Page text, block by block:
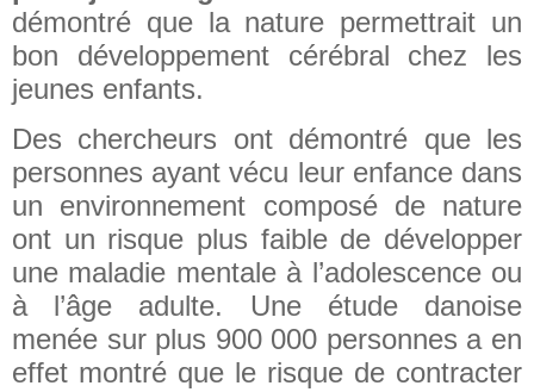
démontré que la nature permettrait un
bon développement cérébral chez les
jeunes enfants.
Des chercheurs ont démontré que les
personnes ayant vécu leur enfance dans
un environnement composé de nature
ont un risque plus faible de développer
une maladie mentale à l’adolescence ou
à l’âge adulte. Une étude danoise
menée sur plus 900 000 personnes a en
effet montré que le risque de contracter